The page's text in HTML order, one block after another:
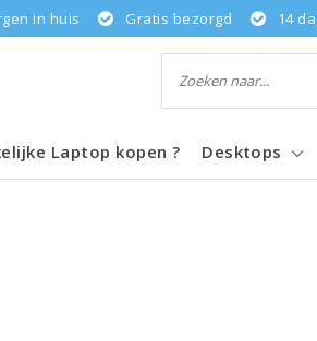
in huis Gratis bezorgd 14
Laptop kopen ? Desktops